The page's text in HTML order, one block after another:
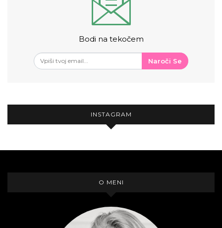
Bodi na tekočem
Naroči Se
INSTAGRAM
O MENI